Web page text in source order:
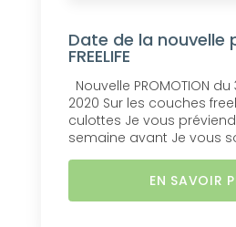
Date de la nouvelle
FREELIFE
Nouvelle PROMOTION
2020 Sur les couches
culottes Je vous
semaine avant Je vous
EN SAVOIR